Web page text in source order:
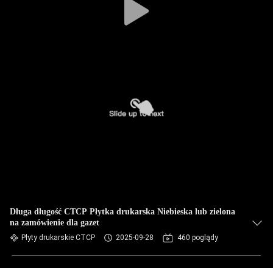
Długa długość CTCP Płytka drukarska Niebieska lub zielona
na zamówienie dla gazet
Płyty drukarskie CTCP 2025-09-28 460 poglądy